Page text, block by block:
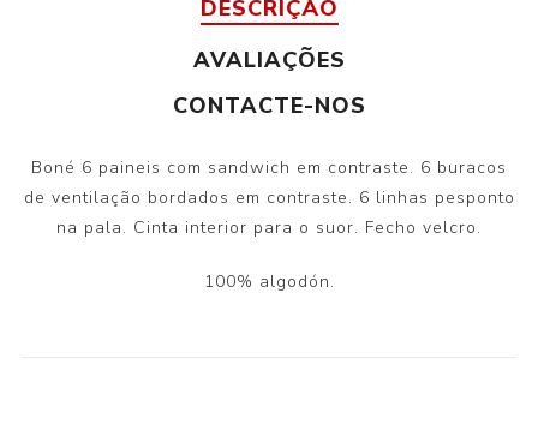
DESCRIÇÃO
AVALIAÇÕES
CONTACTE-NOS
Boné 6 paineis com sandwich em contraste. 6 buracos
de ventilação bordados em contraste. 6 linhas pesponto
na pala. Cinta interior para o suor. Fecho velcro.
100% algodón.